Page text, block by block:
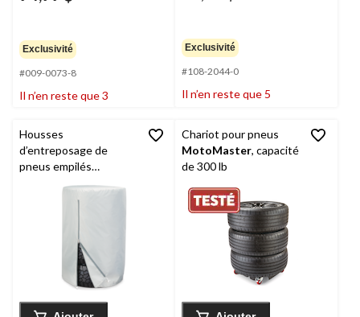
Exclusivité
#009-0073-8
Il n’en reste que 3
Exclusivité
#108-2044-0
Il n’en reste que 5
Housses
d’entreposage de
pneus empilés
, G/TG
Chariot pour pneus
MotoMaster, capacité
de 300 lb